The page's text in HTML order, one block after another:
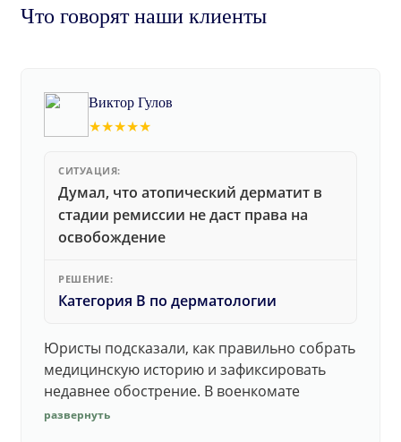
Что говорят наши клиенты
Виктор Гулов
★★★★★
СИТУАЦИЯ:
Думал, что атопический дерматит в
стадии ремиссии не даст права на
освобождение
РЕШЕНИЕ:
Категория В по дерматологии
Юристы подсказали, как правильно собрать
медицинскую историю и зафиксировать
недавнее обострение. В военкомате
дерматолог принял документы без споров.
развернуть